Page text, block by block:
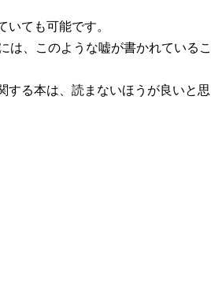
ても可能です。
は、このような嘘が書かれているこ
する本は、読まないほうが良いと思